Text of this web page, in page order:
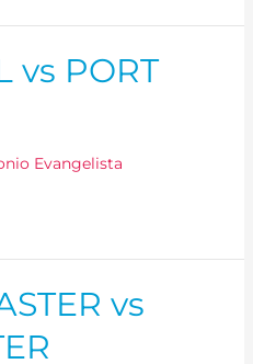
vs PORT
Evangelista
vs